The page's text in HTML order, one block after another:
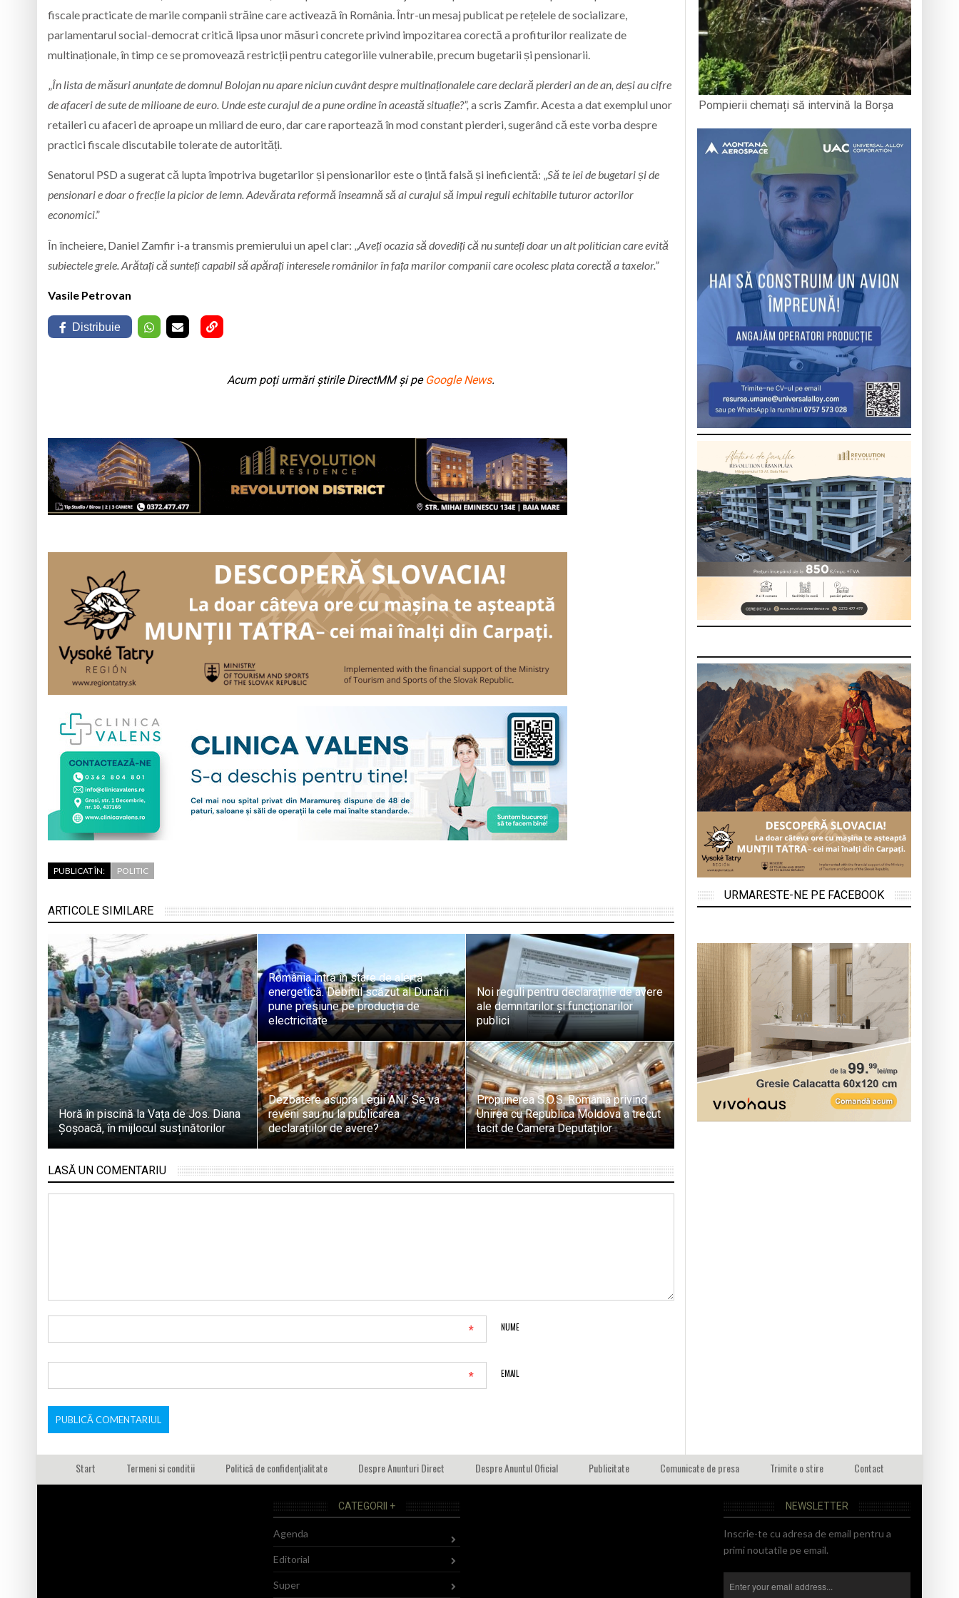
fiscale practicate de marile companii străine care activează în România. Într-un mesaj publicat pe rețelele de socializare,
parlamentarul social-democrat critică lipsa unor măsuri concrete privind impozitarea corectă a profiturilor realizate de
multinaționale, în timp ce se promovează restricții pentru categoriile vulnerabile, precum bugetarii și pensionarii.
„În lista de măsuri anunțate de domnul Bolojan nu apare niciun cuvânt despre multinaționalele care declară pierderi an de an, deși au cifre
de afaceri de sute de milioane de euro. Unde este curajul de a pune ordine în această situație?”, a scris Zamfir. Acesta a dat exemplul unor
retaileri cu afaceri de aproape un miliard de euro, dar care raportează în mod constant pierderi, sugerând că este vorba despre
practici fiscale discutabile tolerate de autorități.
Senatorul PSD a sugerat că lupta împotriva bugetarilor și pensionarilor este o țintă falsă și ineficientă: „Să te iei de bugetari și de
pensionari e doar o frecție la picior de lemn. Adevărata reformă înseamnă să ai curajul să impui reguli echitabile tuturor actorilor
economici.”
În încheiere, Daniel Zamfir i-a transmis premierului un apel clar: „ Aveți ocazia să dovediți că nu sunteți doar un alt politician care evită
subiectele grele. Arătați că sunteți capabil să apărați interesele românilor în fața marilor companii care ocolesc plata corectă a taxelor.”
Vasile Petrovan
Distribuie
Acum poți urmări știrile DirectMM și pe Google News.
PUBLICAT ÎN: POLITIC
ARTICOLE SIMILARE
Horă în piscină la Vața de Jos. Diana
Șoșoacă, în mijlocul susținătorilor
România intră în stare de alertă
energetică. Debitul scăzut al Dunării
pune presiune pe producția de
electricitate
Noi reguli pentru declarațiile de avere
ale demnitarilor și funcționarilor
publici
Dezbatere asupra Legii ANI: Se va
reveni sau nu la publicarea
declarațiilor de avere?
Propunerea S.O.S. România privind
Unirea cu Republica Moldova a trecut
tacit de Camera Deputaților
LASĂ UN COMENTARIU
NUME
*
EMAIL
*
Pompierii chemați să intervină la Borșa
URMARESTE-NE PE FACEBOOK
Start Termeni si conditii Politică de confidențialitate Despre Anunturi Direct Despre Anuntul Oficial Publicitate Comunicate de presa Trimite o stire Contact
CATEGORII +
Agenda
Editorial
Super
NEWSLETTER
Inscrie-te cu adresa de email pentru a
primi noutatile pe email.